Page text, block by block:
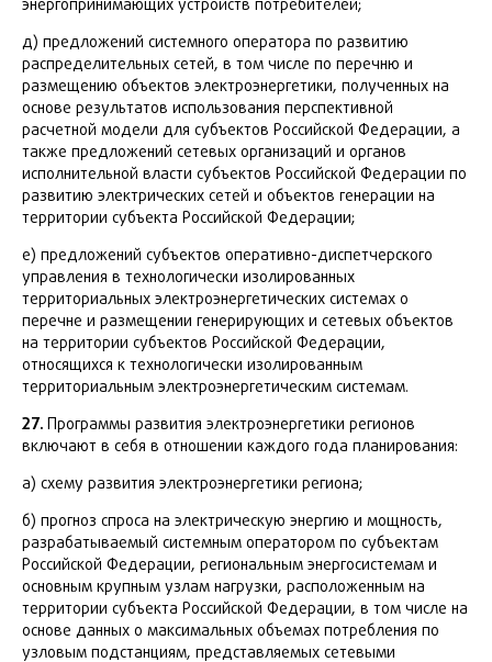
энергопринимающих устройств потребителей;
д) предложений системного оператора по развитию
распределительных сетей, в том числе по перечню и
размещению объектов электроэнергетики, полученных на
основе результатов использования перспективной
расчетной модели для субъектов Российской Федерации, а
также предложений сетевых организаций и органов
исполнительной власти субъектов Российской Федерации по
развитию электрических сетей и объектов генерации на
территории субъекта Российской Федерации;
е) предложений субъектов оперативно-диспетчерского
управления в технологически изолированных
территориальных электроэнергетических системах о
перечне и размещении генерирующих и сетевых объектов
на территории субъектов Российской Федерации,
относящихся к технологически изолированным
территориальным электроэнергетическим системам.
27. Программы развития электроэнергетики регионов
включают в себя в отношении каждого года планирования:
а) схему развития электроэнергетики региона;
б) прогноз спроса на электрическую энергию и мощность,
разрабатываемый системным оператором по субъектам
Российской Федерации, региональным энергосистемам и
основным крупным узлам нагрузки, расположенным на
территории субъекта Российской Федерации, в том числе на
основе данных о максимальных объемах потребления по
узловым подстанциям, представляемых сетевыми